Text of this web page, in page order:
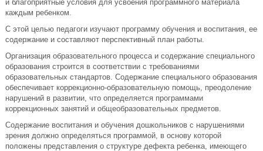
и благоприятные условия для усвоения программного материала
каждым ребенком.
С этой целью педагоги изучают программу обучения и воспитания, ее
содержание и составляют перспективный план работы.
Организация образовательного процесса и содержание специального
образования строится в соответствии с требованиями
образовательных стандартов. Содержание специального образования
обеспечивает коррекционно-образовательную помощь, преодоление
нарушений в развитии, что определяется программами
коррекционных занятий и общеобразовательных предметов.
Содержание воспитания и обучения дошкольников с нарушениями
зрения должно определяться программой, в основу которой
положены представления о структуре дефекта ребенка, имеющего